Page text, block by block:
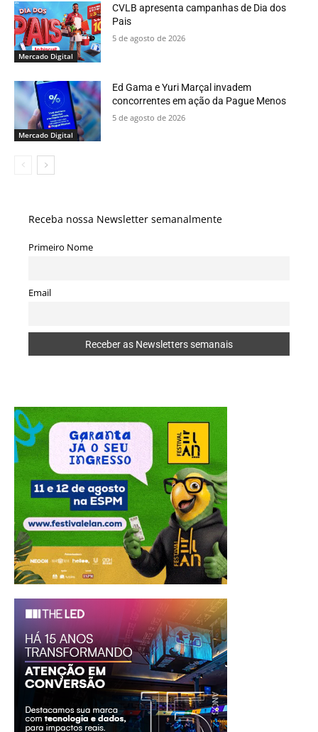
Mercado Digital
CVLB apresenta campanhas de Dia dos
Pais
5 de agosto de 2026
Mercado Digital
Ed Gama e Yuri Marçal invadem
concorrentes em ação da Pague Menos
5 de agosto de 2026
Receba nossa Newsletter semanalmente
Primeiro Nome
Email